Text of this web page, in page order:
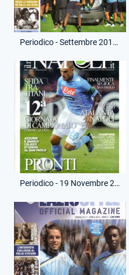
Periodico - Settembre 2011 - Lazio Style Magazine
Periodico - 19 Novembre 2011 - Il Mio Napoli - Napoli-Lazio